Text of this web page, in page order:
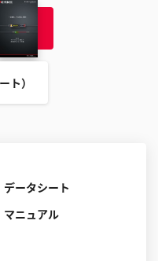
ト）
データシート
マニュアル